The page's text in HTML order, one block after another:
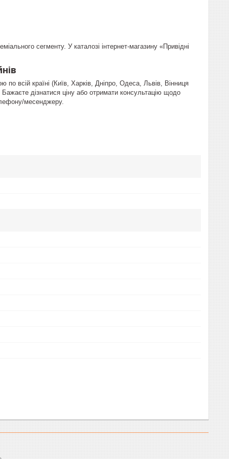
сегменту. У каталозі інтернет-магазину «Привідні
по всій країні (Київ, Харків, Дніпро, Одеса, Львів, Вінниця
Бажаєте дізнатися ціну або отримати консультацію щодо
месенджеру.